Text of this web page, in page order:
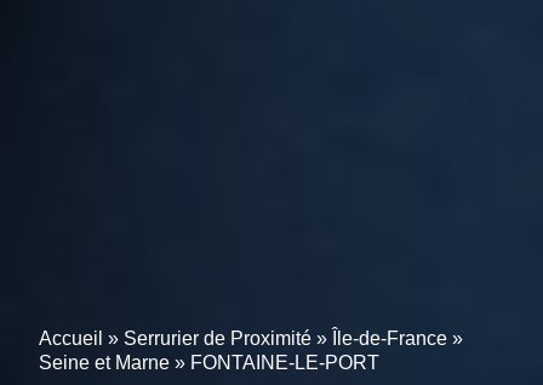
Accueil » Serrurier de Proximité » Île-de-France »
Seine et Marne » FONTAINE-LE-PORT